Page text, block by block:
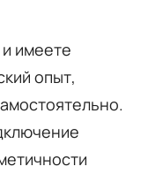
имеете
опыт,